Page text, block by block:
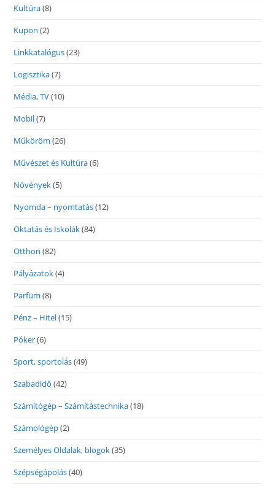
Kultúra(8)
Kupon (2)
Linkkatalógus(23)
Logisztika(7)
Média, TV(10)
Mobil(7)
Műköröm (26)
Művészet és Kultúra(6)
Növények(5)
Nyomda – nyomtatás(12)
Oktatás és Iskolák(84)
Otthon (82)
Pályázatok(4)
Parfüm (8)
Pénz – Hitel(15)
Póker(6)
Sport, sportolás(49)
Szabadidő (42)
Számítógép – Számítástechnika(18)
Számológép(2)
Személyes Oldalak, blogok(35)
Szépségápolás(40)